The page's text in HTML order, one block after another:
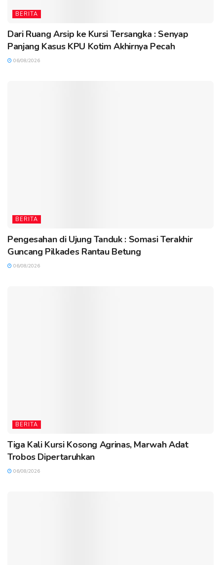
BERITA
Dari Ruang Arsip ke Kursi Tersangka : Senyap
Panjang Kasus KPU Kotim Akhirnya Pecah
06/08/2026
BERITA
Pengesahan di Ujung Tanduk : Somasi Terakhir
Guncang Pilkades Rantau Betung
06/08/2026
BERITA
Tiga Kali Kursi Kosong Agrinas, Marwah Adat
Trobos Dipertaruhkan
06/08/2026